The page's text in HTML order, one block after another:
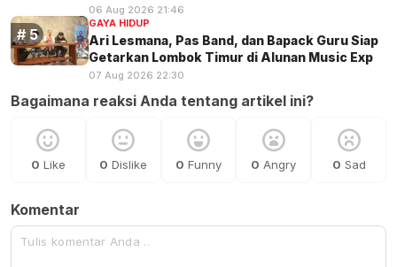
06 Aug 2026 21:46
GAYA HIDUP
Ari Lesmana, Pas Band, dan Bapack Guru Siap
Getarkan Lombok Timur di Alunan Music Exp
07 Aug 2026 22:30
Bagaimana reaksi Anda tentang artikel ini?
0 Like 0 Dislike 0 Funny 0 Angry 0 Sad
Komentar